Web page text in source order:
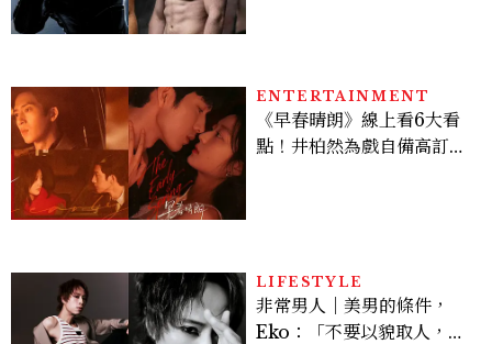
ENTERTAINMENT
《早春晴朗》線上看6大看
點！井柏然為戲自備高訂，
LIFESTYLE
非常男人｜美男的條件，
Eko：「不要以貌取人，內